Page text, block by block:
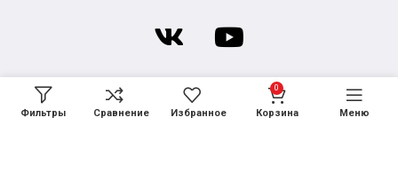
Фильтры Сравнение Избранное
0
Корзина Меню